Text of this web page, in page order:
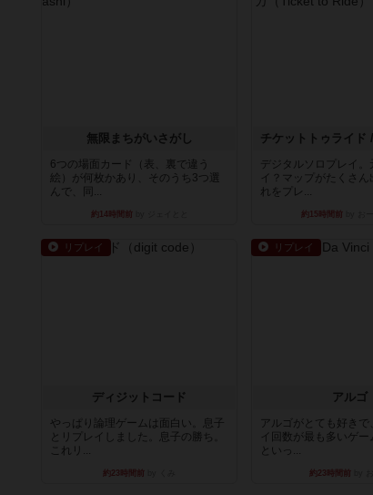
無限まちがいさがし
6つの場面カード（表、裏で違う
絵）が何枚かあり、そのうち3つ選
んで、同...
約14時間前
デジタルソロプレイ。
イ？マップがたくさん
れをプレ...
約15時間前
リプレイ
ディジットコード
やっぱり論理ゲームは面白い。息子
とリプレイしました。息子の勝ち。
これリ...
約23時間前
リプレイ
アルゴ
アルゴがとても好きで
イ回数が最も多いゲー
といっ...
約23時間前